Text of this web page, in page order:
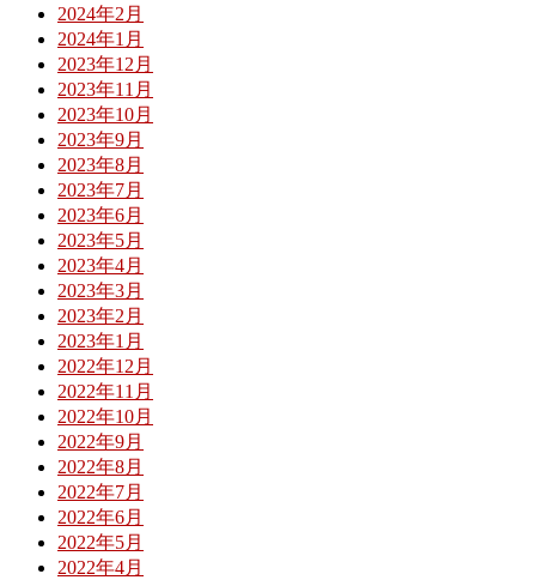
2024年2月
2024年1月
2023年12月
2023年11月
2023年10月
2023年9月
2023年8月
2023年7月
2023年6月
2023年5月
2023年4月
2023年3月
2023年2月
2023年1月
2022年12月
2022年11月
2022年10月
2022年9月
2022年8月
2022年7月
2022年6月
2022年5月
2022年4月